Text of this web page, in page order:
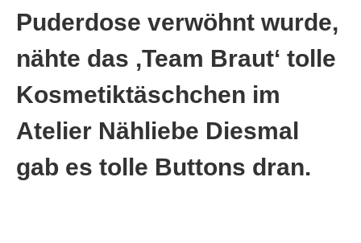
Puderdose verwöhnt wurde,
nähte das ‚Team Braut‘ tolle
Kosmetiktäschchen im
Atelier Nähliebe Diesmal
gab es tolle Buttons dran.